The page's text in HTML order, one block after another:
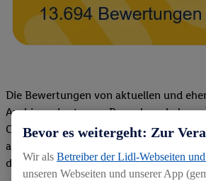
Die Bewertungen von aktuellen und
Azubis und externen Bewerbern haben
Company gemacht. Wir freuen uns über
auf dem Arbeitgeber-Bewertungsportal
den Bewertungen
Bevor es weitergeht: Zur
Wir als Betreiber der Lidl-Webseiten
unseren Webseiten und unserer App